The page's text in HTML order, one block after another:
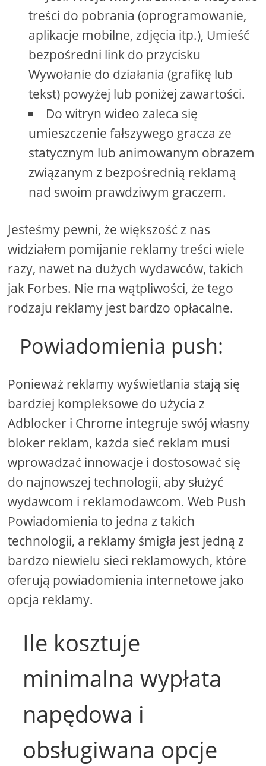
treści do pobrania (oprogramowanie,
aplikacje mobilne, zdjęcia itp.), Umieść
bezpośredni link do przycisku
Wywołanie do działania (grafikę lub
tekst) powyżej lub poniżej zawartości.
Do witryn wideo zaleca się
umieszczenie fałszywego gracza ze
statycznym lub animowanym obrazem
związanym z bezpośrednią reklamą
nad swoim prawdziwym graczem.
Jesteśmy pewni, że większość z nas
widziałem pomijanie reklamy treści wiele
razy, nawet na dużych wydawców, takich
jak Forbes. Nie ma wątpliwości, że tego
rodzaju reklamy jest bardzo opłacalne.
Powiadomienia push:
Ponieważ reklamy wyświetlania stają się
bardziej kompleksowe do użycia z
Adblocker i Chrome integruje swój własny
bloker reklam, każda sieć reklam musi
wprowadzać innowacje i dostosować się
do najnowszej technologii, aby służyć
wydawcom i reklamodawcom. Web Push
Powiadomienia to jedna z takich
technologii, a reklamy śmigła jest jedną z
bardzo niewielu sieci reklamowych, które
oferują powiadomienia internetowe jako
opcja reklamy.
Ile kosztuje
minimalna wypłata
napędowa i
obsługiwana opcje